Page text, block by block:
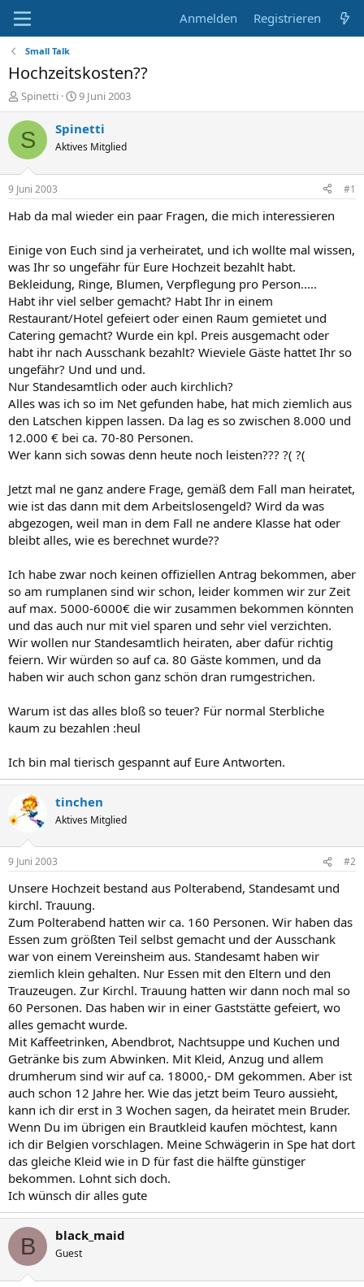
Anmelden Registrieren
Small Talk
Hochzeitskosten??
E
r
s
t
e
r
Spinetti
E
r
s
e
t
a
9 Juni 2003
S Spinetti
Aktives Mitglied
9 Juni 2003 #1
Hab da mal wieder ein paar Fragen, die mich interessieren
Einige von Euch sind ja verheiratet, und ich wollte mal wissen,
was Ihr so ungefähr für Eure Hochzeit bezahlt habt.
Bekleidung, Ringe, Blumen, Verpflegung pro Person.....
Habt ihr viel selber gemacht? Habt Ihr in einem
Restaurant/Hotel gefeiert oder einen Raum gemietet und
Catering gemacht? Wurde ein kpl. Preis ausgemacht oder
habt ihr nach Ausschank bezahlt? Wieviele Gäste hattet Ihr so
ungefähr? Und und und.
Nur Standesamtlich oder auch kirchlich?
Alles was ich so im Net gefunden habe, hat mich ziemlich aus
den Latschen kippen lassen. Da lag es so zwischen 8.000 und
12.000 € bei ca. 70-80 Personen.
Wer kann sich sowas denn heute noch leisten??? ?( ?(
Jetzt mal ne ganz andere Frage, gemäß dem Fall man heiratet,
wie ist das dann mit dem Arbeitslosengeld? Wird da was
abgezogen, weil man in dem Fall ne andere Klasse hat oder
bleibt alles, wie es berechnet wurde??
Ich habe zwar noch keinen offiziellen Antrag bekommen, aber
so am rumplanen sind wir schon, leider kommen wir zur Zeit
auf max. 5000-6000€ die wir zusammen bekommen könnten
und das auch nur mit viel sparen und sehr viel verzichten.
Wir wollen nur Standesamtlich heiraten, aber dafür richtig
feiern. Wir würden so auf ca. 80 Gäste kommen, und da
haben wir auch schon ganz schön dran rumgestrichen.
Warum ist das alles bloß so teuer? Für normal Sterbliche
kaum zu bezahlen :heul
Ich bin mal tierisch gespannt auf Eure Antworten.
tinchen
Aktives Mitglied
9 Juni 2003 #2
Unsere Hochzeit bestand aus Polterabend, Standesamt und
kirchl. Trauung.
Zum Polterabend hatten wir ca. 160 Personen. Wir haben das
Essen zum größten Teil selbst gemacht und der Ausschank
war von einem Vereinsheim aus. Standesamt haben wir
ziemlich klein gehalten. Nur Essen mit den Eltern und den
Trauzeugen. Zur Kirchl. Trauung hatten wir dann noch mal so
60 Personen. Das haben wir in einer Gaststätte gefeiert, wo
alles gemacht wurde.
Mit Kaffeetrinken, Abendbrot, Nachtsuppe und Kuchen und
Getränke bis zum Abwinken. Mit Kleid, Anzug und allem
drumherum sind wir auf ca. 18000,- DM gekommen. Aber ist
auch schon 12 Jahre her. Wie das jetzt beim Teuro aussieht,
kann ich dir erst in 3 Wochen sagen, da heiratet mein Bruder.
Wenn Du im übrigen ein Brautkleid kaufen möchtest, kann
ich dir Belgien vorschlagen. Meine Schwägerin in Spe hat dort
das gleiche Kleid wie in D für fast die hälfte günstiger
bekommen. Lohnt sich doch.
Ich wünsch dir alles gute
B black_maid
Guest